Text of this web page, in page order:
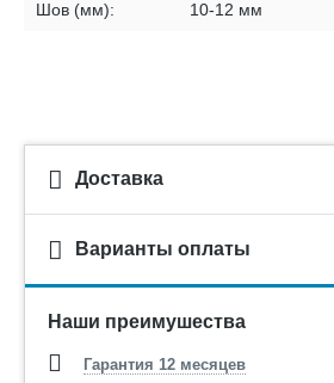
Шов (мм): 10-12 мм
Доставка
Варианты оплаты
Наши преимушества
Гарантия 12 месяцев